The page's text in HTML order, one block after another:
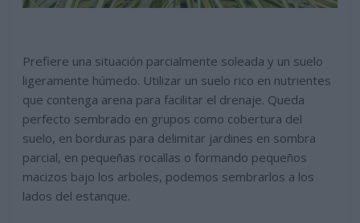
Prefiere una situación parcialmente soleada y un suelo
ligeramente húmedo. Utilizar un suelo rico en nutrientes
que contenga arena para facilitar el drenaje. Queda
perfecto sembrado en grupos como cobertura del
suelo, en borduras para delimitar jardines en sombra
parcial, en pequeñas rocallas o formando pequeños
macizos bajo los arboles, podemos sembrarlos a los
lados del estanque.